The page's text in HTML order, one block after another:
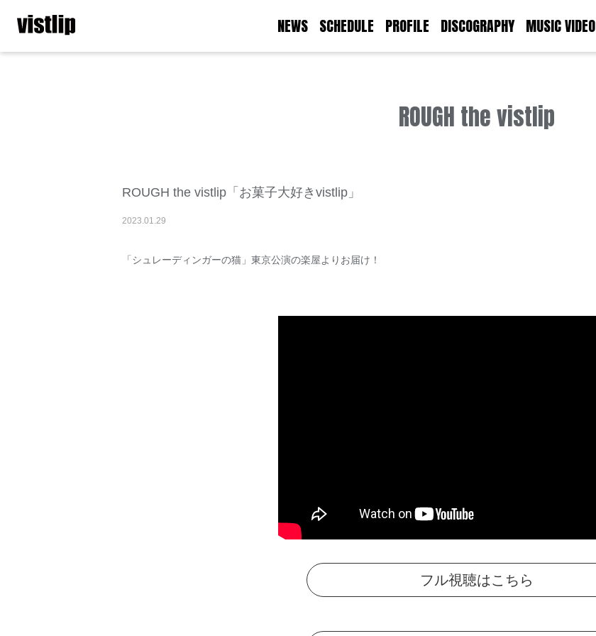
NEWS SCHEDULE PROFILE DISCOGRAPHY MUSIC VIDEO
ROUGH the vistlip
ROUGH the vistlip「お菓子大好きvistlip」
2023.01.29
「シュレーディンガーの猫」東京公演の楽屋よりお届け！
フル視聴はこちら